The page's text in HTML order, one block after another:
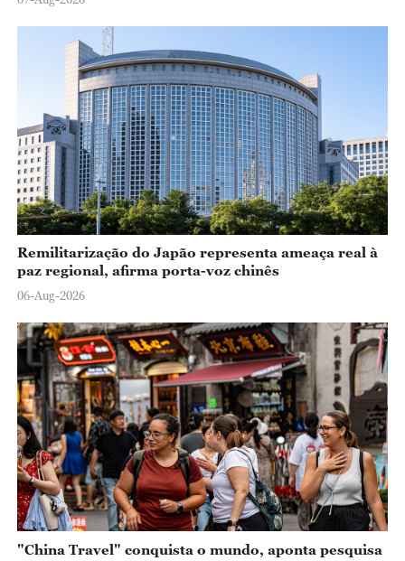
Remilitarização do Japão representa ameaça real à
paz regional, afirma porta-voz chinês
06-Aug-2026
"China Travel" conquista o mundo, aponta pesquisa